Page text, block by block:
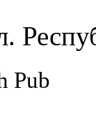
Pub